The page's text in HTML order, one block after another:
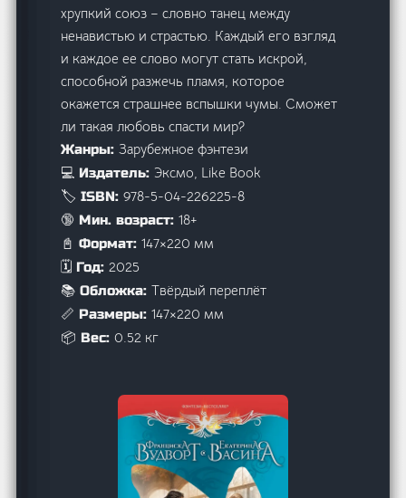
хрупкий союз – словно танец между
ненавистью и страстью. Каждый его взгляд
и каждое ее слово могут стать искрой,
способной разжечь пламя, которое
окажется страшнее вспышки чумы. Сможет
ли такая любовь спасти мир?
Жанры:Зарубежное фэнтези
💻 Издатель: Эксмо, Like Book
🏷️ ISBN:978-5-04-226225-8
🔞 Мин. возраст:18+
📓 Формат:147×220 мм
🗓️ Год: 2025
📚 Обложка:Твёрдый переплёт
📏 Размеры:147×220 мм
📦 Вес:0.52 кг